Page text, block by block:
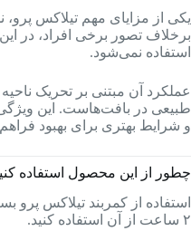
یکی از مزایای مهم تیلاکس
برخلاف تصور برخی افراد، در این
استفاده نمی‌شود.
عملکرد آن مبتنی بر تحریک
طبیعی در بافت‌هاست. این ویژگی
و شرایط بهتری برای بهبود
چطور از این محصول استفاده
استفاده از کمربند تیلاکس پرو
۲ ساعت از آن استفاده کنید.